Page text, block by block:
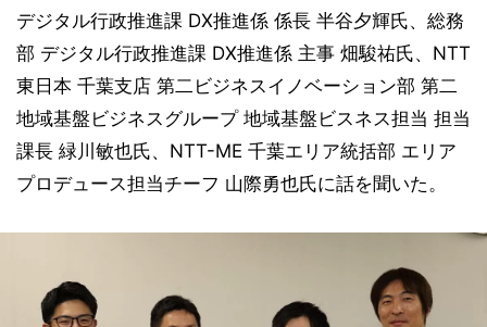
デジタル行政推進課 DX推進係 係長 半谷夕輝氏、総務
部 デジタル行政推進課 DX推進係 主事 畑駿祐氏、NTT
東日本 千葉支店 第二ビジネスイノベーション部 第二
地域基盤ビジネスグループ 地域基盤ビスネス担当 担当
課長 緑川敏也氏、NTT-ME 千葉エリア統括部 エリア
プロデュース担当チーフ 山際勇也氏に話を聞いた。